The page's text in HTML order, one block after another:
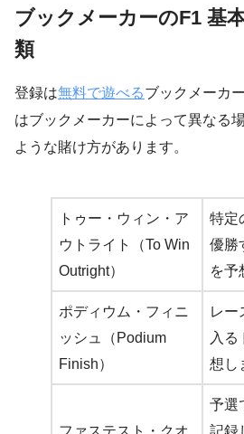
ブックメーカーのF1 基
類
登録は無料で遊べるブックメーカ
はブックメーカーによって異なる
ような賭け方があります。
トゥー・ウィン・ア
ウトライト（To Win
Outright）
特定
優勝
を予
ポディウム・フィニ
ッシュ（Podium
Finish）
レー
入る
想し
ファステスト・クオ
予選
記録